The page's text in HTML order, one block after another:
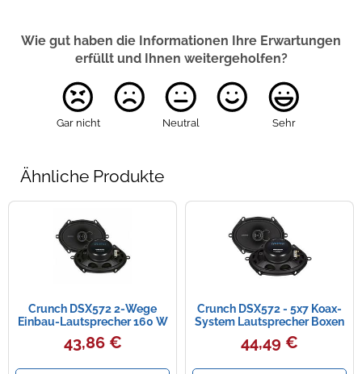
Wie gut haben die Informationen Ihre Erwartungen
erfüllt und Ihnen weitergeholfen?
Gar nicht Neutral Sehr
Ähnliche Produkte
Crunch DSX572 2-Wege
Einbau-Lautsprecher 160 W
Inhalt: 1 St.
43,86 €
Crunch DSX572 - 5x7 Koax-
System Lautsprecher Boxen
44,49 €